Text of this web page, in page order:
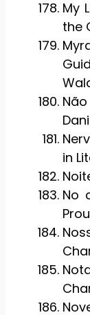
My
the
in
No